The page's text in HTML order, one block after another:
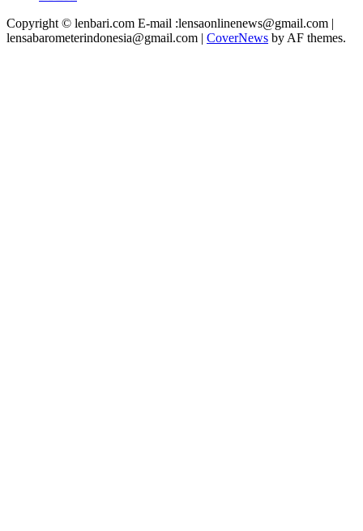
Copyright © lenbari.com E-mail :lensaonlinenews@gmail.com |
lensabarometerindonesia@gmail.com | CoverNews by AF themes.